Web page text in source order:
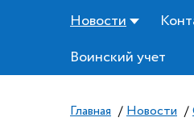
Новости
Воинский учет
Главная / Новости /